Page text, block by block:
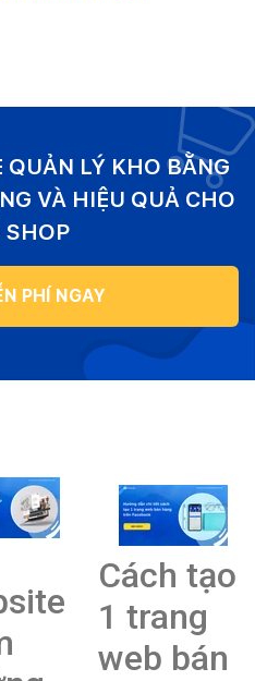
QUẢN LÝ KHO BẰNG
VÀ HIỆU QUẢ CHO
SHOP
PHÍ NGAY
Cách tạo
1 trang
web bán